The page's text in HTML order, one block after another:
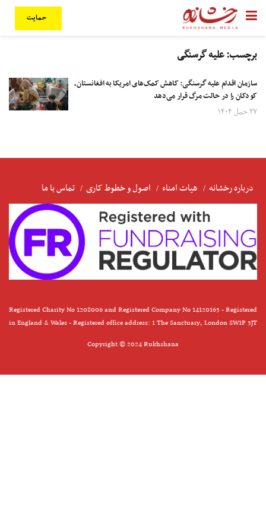
حمایت
برچسب:علیه گرسنگی
سازمان اقدام علیه گرسنگی: کاهش کمک‌های امریکا به افغانستان،
کودکان را در حالت مرگ قرار می‌دهد
۲۷ حمل ۱۴۰۴
درباره رخشانه هیات امناء اصول و خطوط کاری تماس با ما
Registered Charity No 1208006 and Registered Company No 14120163 - Registered
in England & Wales - Registered office address: 1 The Sanctuary, London SW1P 3JT
Copyright © 2024 Rukhshana